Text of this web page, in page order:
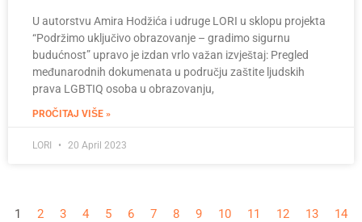
U autorstvu Amira Hodžića i udruge LORI u sklopu projekta
“Podržimo uključivo obrazovanje – gradimo sigurnu
budućnost” upravo je izdan vrlo važan izvještaj: Pregled
međunarodnih dokumenata u području zaštite ljudskih
prava LGBTIQ osoba u obrazovanju,
PROČITAJ VIŠE »
LORI 20 April 2023
1 2 3 4 5 6 7 8 9 10 11 12 13 14